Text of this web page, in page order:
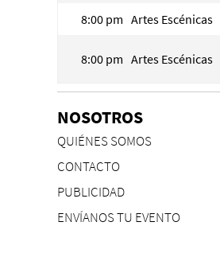
8:00 pm Artes Escénicas
8:00 pm Artes Escénicas
NOSOTROS
QUIÉNES SOMOS
CONTACTO
PUBLICIDAD
ENVÍANOS TU EVENTO